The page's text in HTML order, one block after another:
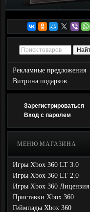
Рекламные предложения
Витрина подарков
Зарегистрироваться
Вход с паролем
МЕНЮ МАГАЗИНА
Игры Xbox 360 LT 3.0
Игры Xbox 360 LT 2.0
Игры Xbox 360 Лицензия
Приставки Xbox 360
Геймпады Xbox 360